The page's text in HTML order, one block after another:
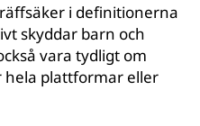
i definitionerna
skyddar barn och
vara tydligt om
hela plattformar eller